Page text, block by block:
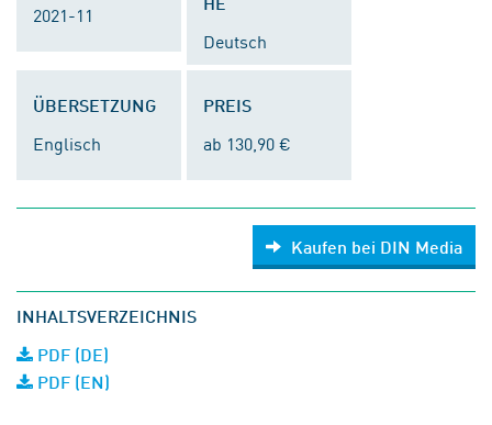
2021-11
Deutsch
ÜBERSETZUNG
Englisch
PREIS
ab 130,90 €
Kaufen bei DIN Media
INHALTSVERZEICHNIS
PDF (DE)
PDF (EN)